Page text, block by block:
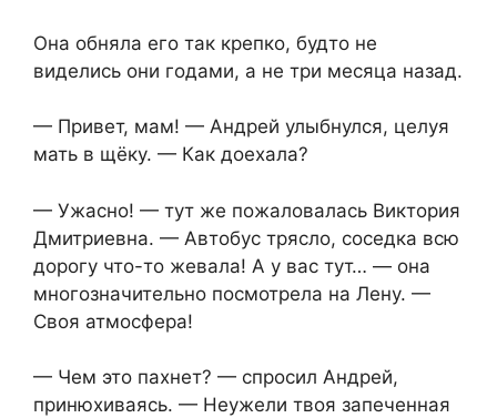
Она обняла его так крепко, будто не
виделись они годами, а не три месяца назад.
— Привет, мам! — Андрей улыбнулся, целуя
мать в щёку. — Как доехала?
— Ужасно! — тут же пожаловалась Виктория
Дмитриевна. — Автобус трясло, соседка всю
дорогу что-то жевала! А у вас тут… — она
многозначительно посмотрела на Лену. —
Своя атмосфера!
— Чем это пахнет? — спросил Андрей,
принюхиваясь. — Неужели твоя запеченная